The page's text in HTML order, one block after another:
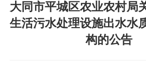
大同市平城区农业农村局
生活污水处理设施出水水
构的公告